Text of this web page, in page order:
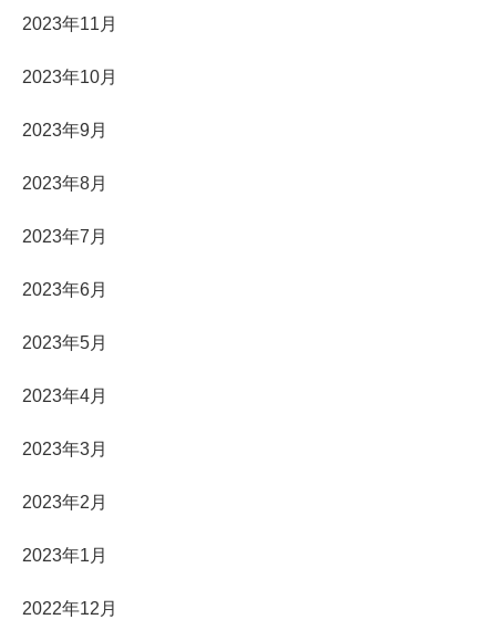
2023年11月
2023年10月
2023年9月
2023年8月
2023年7月
2023年6月
2023年5月
2023年4月
2023年3月
2023年2月
2023年1月
2022年12月